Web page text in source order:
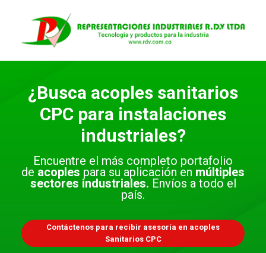
¿Busca acoples sanitarios
CPC para instalaciones
industriales?
Encuentre el más completo portafolio
de acoples para su aplicación en múltiples
sectores industriales. Envíos a todo el
país.
Contáctenos para recibir asesoría en acoples
Sanitarios CPC